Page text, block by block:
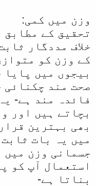
وزن میں کمی:
تحقیق کے
خلاف مددگار
کے وزن کو
بیجوں میں پایا
صحت مند چکنائی
فائدہ مند ہے-
بچاتے ہیں اور
بھی بہترین
میں یہ بات
جسمانی وزن میں
استعمال آپ کو
بناتا ہے-